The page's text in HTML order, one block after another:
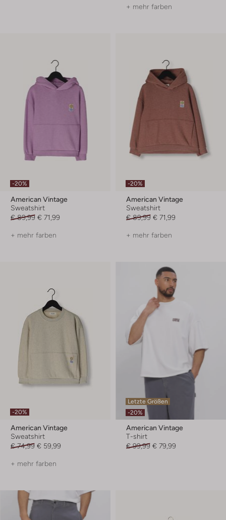
+ mehr farben
-20%
American Vintage
Sweatshirt
€ 89,99 € 71,99
+ mehr farben
-20%
American Vintage
Sweatshirt
€ 89,99 € 71,99
+ mehr farben
-20%
American Vintage
Sweatshirt
€ 74,99 € 59,99
+ mehr farben
Letzte Größen
-20%
American Vintage
T-shirt
€ 99,99 € 79,99